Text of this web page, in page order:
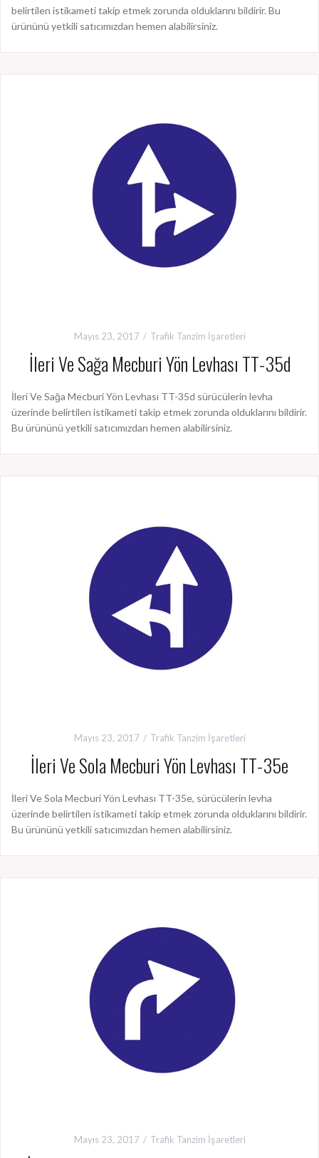
belirtilen istikameti takip etmek zorunda olduklarını bildirir. Bu
ürününü yetkili satıcımızdan hemen alabilirsiniz.
Mayıs 23, 2017 Trafik Tanzim İşaretleri
İleri Ve Sağa Mecburi Yön Levhası TT-35d
İleri Ve Sağa Mecburi Yön Levhası TT-35d sürücülerin levha
üzerinde belirtilen istikameti takip etmek zorunda olduklarını bildirir.
Bu ürününü yetkili satıcımızdan hemen alabilirsiniz.
Mayıs 23, 2017 Trafik Tanzim İşaretleri
İleri Ve Sola Mecburi Yön Levhası TT-35e
İleri Ve Sola Mecburi Yön Levhası TT-35e, sürücülerin levha
üzerinde belirtilen istikameti takip etmek zorunda olduklarını bildirir.
Bu ürününü yetkili satıcımızdan hemen alabilirsiniz.
Mayıs 23, 2017 Trafik Tanzim İşaretleri